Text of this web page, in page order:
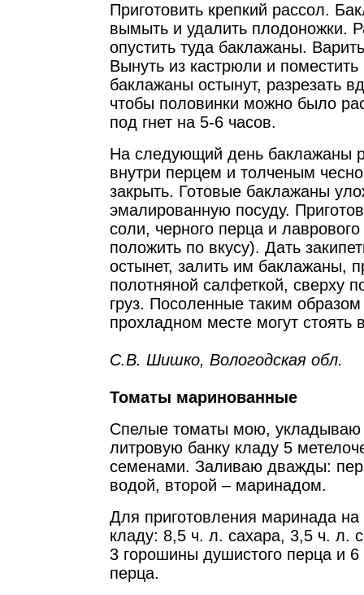
Приготовить крепкий рассол.
вымыть и удалить плодоножки.
опустить туда баклажаны.
Вынуть из кастрюли и поместить
баклажаны остынут, разрезать
чтобы половинки можно было
под гнет на 5-6 часов.
На следующий день баклажаны
внутри перцем и толченым
закрыть. Готовые баклажаны
эмалированную посуду.
соли, черного перца и
положить по вкусу). Дать
остынет, залить им баклажаны,
полотняной салфеткой, сверху
груз. Посоленные таким
прохладном месте могут стоять
С.В. Шишко, Вологодская обл.
Томаты маринованные
Спелые томаты мою, укладываю
литровую банку кладу 5
семенами. Заливаю дважды:
водой, второй – маринадом.
Для приготовления маринада
кладу: 8,5 ч. л. сахара, 3,5 ч. л.
3 горошины душистого перца и 6
перца.